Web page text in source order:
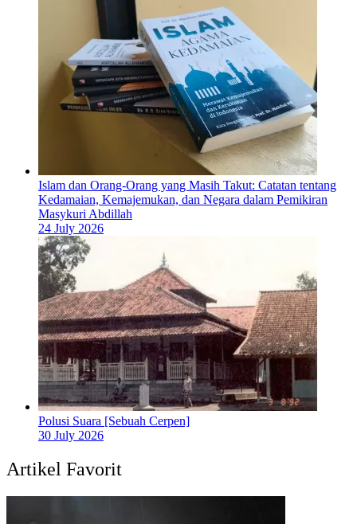
Islam dan Orang-Orang yang Masih Takut: Catatan tentang
Kedamaian, Kemajemukan, dan Negara dalam Pemikiran
Masykuri Abdillah
24 July 2026
Polusi Suara [Sebuah Cerpen]
30 July 2026
Artikel Favorit